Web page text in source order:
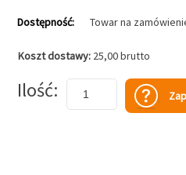
Dostępność: Towar na
Koszt dostawy: 25,00 brutto
Ilość